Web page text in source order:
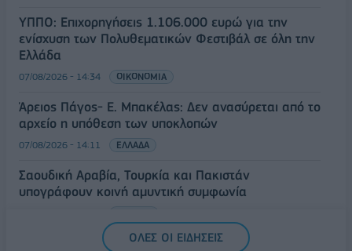
ΥΠΠΟ: Επιχορηγήσεις 1.106.000 ευρώ για την
ενίσχυση των Πολυθεματικών Φεστιβάλ σε όλη την
Ελλάδα
07/08/2026 - 14:34 ΟΙΚΟΝΟΜΙΑ
Άρειος Πάγος- Ε. Μπακέλας: Δεν ανασύρεται από το
αρχείο η υπόθεση των υποκλοπών
07/08/2026 - 14:11 ΕΛΛΑΔΑ
Σαουδική Αραβία, Τουρκία και Πακιστάν
υπογράφουν κοινή αμυντική συμφωνία
ΟΛΕΣ ΟΙ ΕΙΔΗΣΕΙΣ